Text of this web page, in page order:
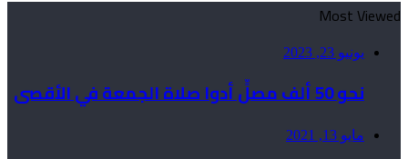
Most Viewed
يونيو 23, 2023
نحو 50 ألف مصلٍّ أدوا صلاة الجمعة في الأقصى
مايو 13, 2021